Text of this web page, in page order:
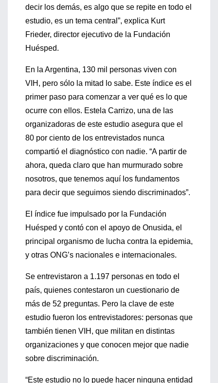
decir los demás, es algo que se repite en todo el
estudio, es un tema central”, explica Kurt
Frieder, director ejecutivo de la Fundación
Huésped.
En la Argentina, 130 mil personas viven con
VIH, pero sólo la mitad lo sabe. Este índice es el
primer paso para comenzar a ver qué es lo que
ocurre con ellos. Estela Carrizo, una de las
organizadoras de este estudio asegura que el
80 por ciento de los entrevistados nunca
compartió el diagnóstico con nadie. “A partir de
ahora, queda claro que han murmurado sobre
nosotros, que tenemos aquí los fundamentos
para decir que seguimos siendo discriminados”.
El índice fue impulsado por la Fundación
Huésped y contó con el apoyo de Onusida, el
principal organismo de lucha contra la epidemia,
y otras ONG’s nacionales e internacionales.
Se entrevistaron a 1.197 personas en todo el
país, quienes contestaron un cuestionario de
más de 52 preguntas. Pero la clave de este
estudio fueron los entrevistadores: personas que
también tienen VIH, que militan en distintas
organizaciones y que conocen mejor que nadie
sobre discriminación.
“Este estudio no lo puede hacer ninguna entidad